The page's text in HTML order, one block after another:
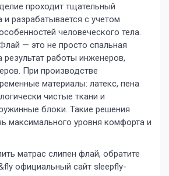
проходит тщательный
и разрабатывается с учетом
человеческого тела.
— это не просто спальная
результат работы инженеров,
При производстве
материалы: латекс, пена
чистые ткани и
блоки. Такие решения
максимального уровня комфорта и
матрас слипен флай, обратите
официальный сайт sleepfly-